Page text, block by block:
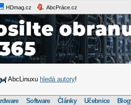
HDmag.cz AbcPráce.cz
AbcLinuxu hledá autory!
Software Články Učebnice